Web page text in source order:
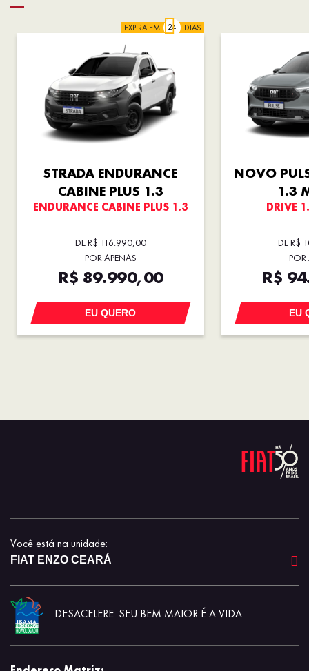
EXPIRA EM DIAS
STRADA ENDURANCE
CABINE PLUS 1.3
ENDURANCE CABINE PLUS 1.3
DE R$ 116.990,00
POR APENAS
R$ 89.990,00
EU QUERO
NOVO
1.3
DRIVE
DE R$
POR
R$
EU
Você está na unidade:
FIAT ENZO CEARÁ
DESACELERE. SEU BEM MAIOR É A VIDA.